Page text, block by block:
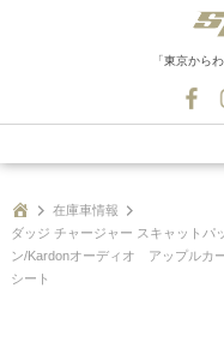
「東京から
在庫車情報
ダッジ チャージャー スキャット
ン/Kardonオーディオ アップル
シート